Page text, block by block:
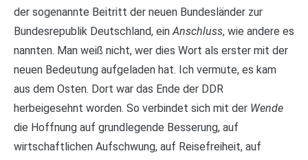
der sogenannte Beitritt der neuen Bundesländer zur
Bundesrepublik Deutschland, einAnschluss, wie andere es
nannten. Man weiß nicht, wer dies Wort als erster mit der
neuen Bedeutung aufgeladen hat. Ich vermute, es kam
aus dem Osten. Dort war das Ende der DDR
herbeigesehnt worden. So verbindet sich mit der Wende
die Hoffnung auf grundlegende Besserung, auf
wirtschaftlichen Aufschwung, auf Reisefreiheit, auf